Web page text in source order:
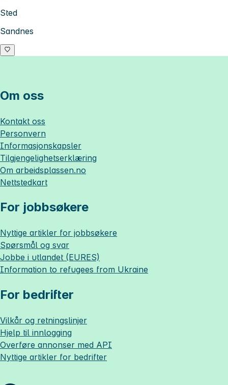
Sted
Sandnes
Om oss
Kontakt oss
Personvern
Informasjonskapsler
Tilgjengelighetserklæring
Om arbeidsplassen.no
Nettstedkart
For jobbsøkere
Nyttige artikler for jobbsøkere
Spørsmål og svar
Jobbe i utlandet (EURES)
Information to refugees from Ukraine
For bedrifter
Vilkår og retningslinjer
Hjelp til innlogging
Overføre annonser med API
Nyttige artikler for bedrifter